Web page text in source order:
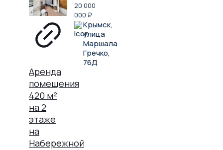
Аренда
помещения
420 м²
на 2
этаже
на
Набережной
20 000
000 ₽
Крымск,
улица
Маршала
Гречко,
76Д